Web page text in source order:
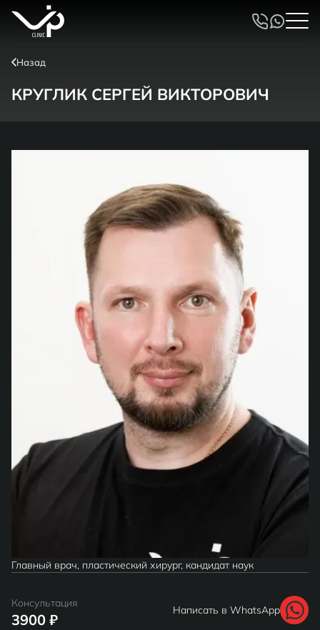
Назад
КРУГЛИК СЕРГЕЙ ВИКТОРОВИЧ
Главный врач, пластический хирург, кандидат наук
Консультация
3900 ₽
Написать в WhatsApp